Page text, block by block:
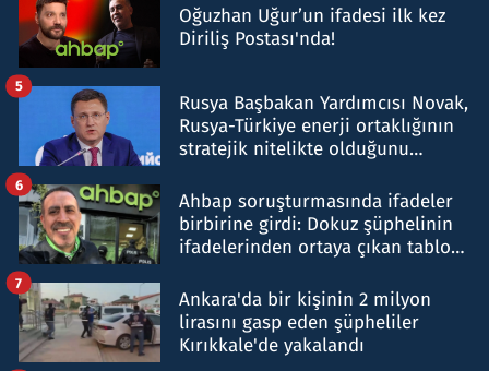
Oğuzhan Uğur’un ifadesi ilk kez
Diriliş Postası'nda!
Rusya Başbakan Yardımcısı Novak,
Rusya-Türkiye enerji ortaklığının
stratejik nitelikte olduğunu
5
Ahbap soruşturmasında ifadeler
birbirine girdi: Dokuz şüphelinin
ifadelerinden ortaya çıkan tablo
6
Ankara'da bir kişinin 2 milyon
lirasını gasp eden şüpheliler
Kırıkkale'de yakalandı
7